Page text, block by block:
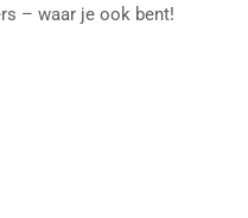
– waar je ook bent!